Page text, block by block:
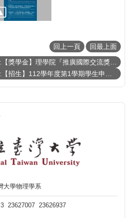
回上一頁
回最上面
大學物理學系
23627007 23626937